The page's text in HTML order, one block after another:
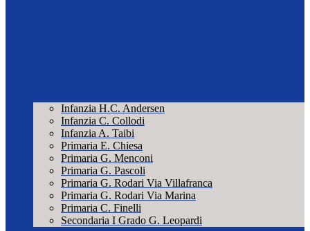
Infanzia H.C. Andersen
Infanzia C. Collodi
Infanzia A. Taibi
Primaria E. Chiesa
Primaria G. Menconi
Primaria G. Pascoli
Primaria G. Rodari Via Villafranca
Primaria G. Rodari Via Marina
Primaria C. Finelli
Secondaria I Grado G. Leopardi